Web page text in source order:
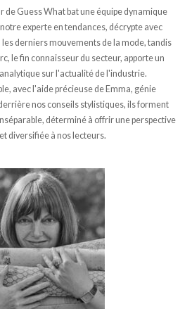
de Guess What bat une équipe dynamique
notre experte en tendances, décrypte avec
les derniers mouvements de la mode, tandis
le fin connaisseur du secteur, apporte un
sur l'actualité de l'industrie.
avec l'aide précieuse de Emma, génie
nos conseils stylistiques, ils forment
déterminé à offrir une perspective
diversifiée à nos lecteurs.